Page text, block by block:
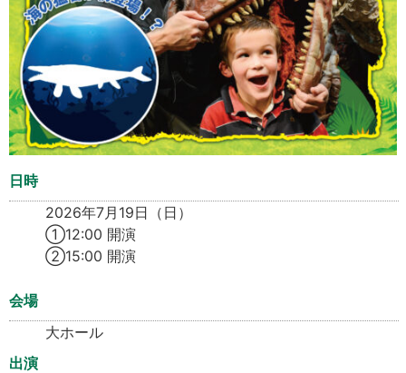
日時
2026年7月19日（日）
①12:00 開演
②15:00 開演
会場
大ホール
出演